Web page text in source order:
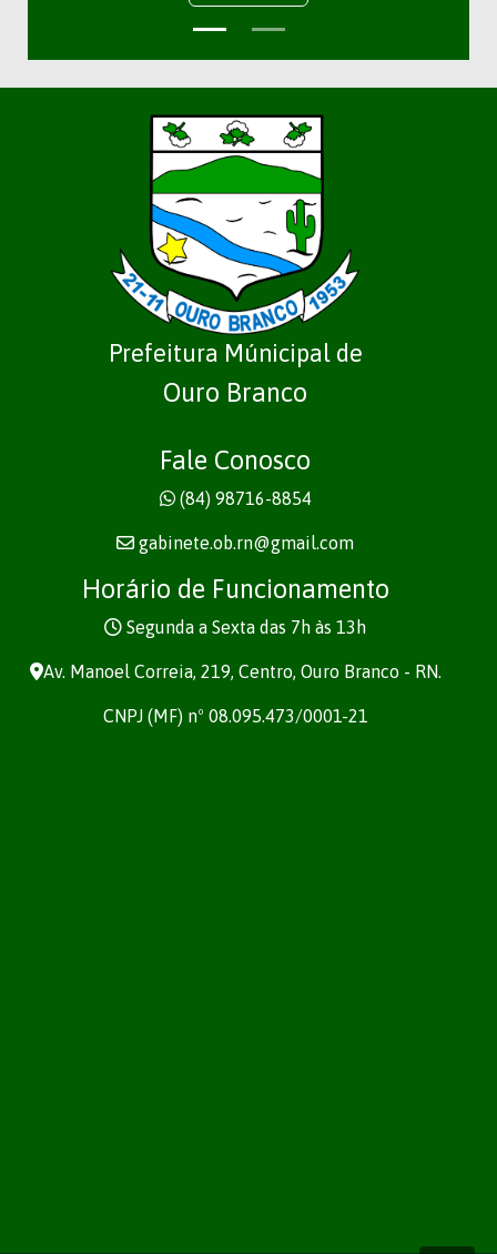
Prefeitura Múnicipal de
Ouro Branco
Fale Conosco
(84) 98716-8854
gabinete.ob.rn@gmail.com
Horário de Funcionamento
Segunda a Sexta das 7h às 13h
Av. Manoel Correia, 219, Centro, Ouro Branco - RN.
CNPJ (MF) nº 08.095.473/0001-21